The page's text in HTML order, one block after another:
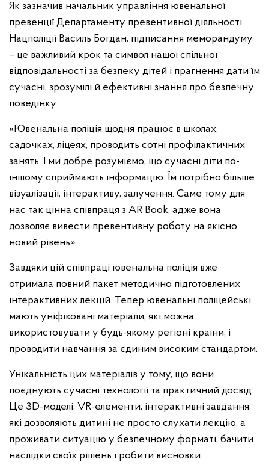
Як зазначив начальник управління ювенальної
превенції Департаменту превентивної діяльності
Нацполіції Василь Богдан, підписання меморандуму
– це важливий крок та символ нашої спільної
відповідальності за безпеку дітей і прагнення дати їм
сучасні, зрозумілі й ефективні знання про безпечну
поведінку:
«Ювенальна поліція щодня працює в школах,
садочках, ліцеях, проводить сотні профілактичних
занять. І ми добре розуміємо, що сучасні діти по-
іншому сприймають інформацію. Їм потрібно більше
візуалізації, інтерактиву, залучення. Саме тому для
нас так цінна співпраця з AR Book, адже вона
дозволяє вивести превентивну роботу на якісно
новий рівень».
Завдяки цій співпраці ювенальна поліція вже
отримала повний пакет методично підготовлених
інтерактивних лекцій. Тепер ювенальні поліцейські
мають уніфіковані матеріали, які можна
використовувати у будь-якому регіоні країни, і
проводити навчання за єдиним високим стандартом.
Унікальність цих матеріалів у тому, що вони
поєднують сучасні технології та практичний досвід.
Це 3D-моделі, VR-елементи, інтерактивні завдання,
які дозволяють дитині не просто слухати лекцію, а
проживати ситуацію у безпечному форматі, бачити
наслідки своїх рішень і робити висновки.